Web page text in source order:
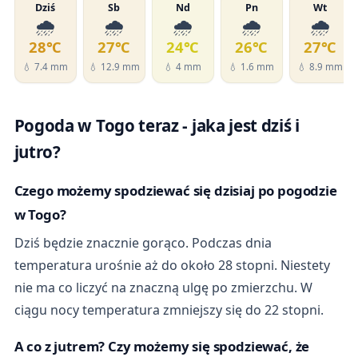
Dziś
🌧️
28℃
💧 7.4 mm
Sb
🌧️
27℃
💧 12.9 mm
Nd
🌧️
24℃
💧 4 mm
Pn
🌧️
26℃
💧 1.6 mm
Wt
🌧️
27℃
💧 8.9 mm
Pogoda w Togo teraz - jaka jest dziś i
jutro?
Czego możemy spodziewać się dzisiaj po pogodzie
w Togo?
Dziś będzie znacznie gorąco. Podczas dnia
temperatura urośnie aż do około 28 stopni. Niestety
nie ma co liczyć na znaczną ulgę po zmierzchu. W
ciągu nocy temperatura zmniejszy się do 22 stopni.
A co z jutrem? Czy możemy się spodziewać, że